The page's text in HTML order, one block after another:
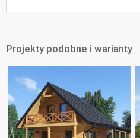
Projekty podobne i warianty